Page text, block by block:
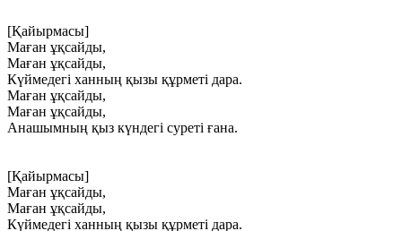
[Қайырмасы]
Маған ұқсайды,
Маған ұқсайды,
Күймедегі ханның қызы құрметі дара.
Маған ұқсайды,
Маған ұқсайды,
Анашымның қыз күндегі суреті ғана.
[Қайырмасы]
Маған ұқсайды,
Маған ұқсайды,
Күймедегі ханның қызы құрметі дара.